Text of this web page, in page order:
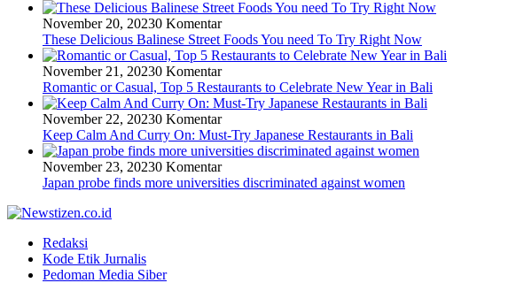
November 20, 20230 Komentar
These Delicious Balinese Street Foods You need To Try Right Now
November 21, 20230 Komentar
Romantic or Casual, Top 5 Restaurants to Celebrate New Year in Bali
November 22, 20230 Komentar
Keep Calm And Curry On: Must-Try Japanese Restaurants in Bali
November 23, 20230 Komentar
Japan probe finds more universities discriminated against women
Redaksi
Kode Etik Jurnalis
Pedoman Media Siber